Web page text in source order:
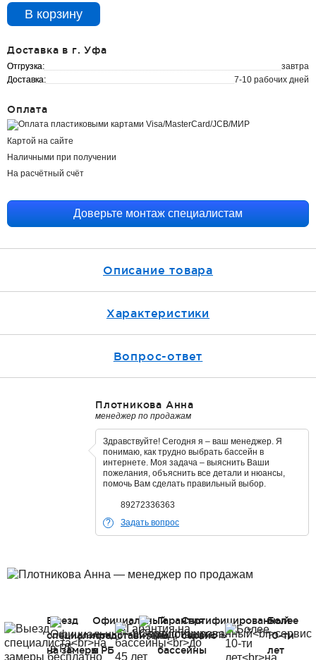
В корзину
Доставка в г. Уфа
Отгрузка:
завтра
Доставка:
7-10 рабочих дней
Оплата
Картой на сайте
Наличными при получении
На расчётный счёт
Доверьте монтаж специалистам
Описание товара
Характеристики
Вопрос-ответ
Плотникова Анна
менеджер по продажам
Здравствуйте! Сегодня я – ваш менеджер. Я
понимаю, как трудно выбрать бассейн в
интернете. Моя задача – выяснить Ваши
пожелания, объяснить все детали и нюансы,
помочь Вам сделать правильный выбор.
89272336363
Задать вопрос
Выезд
специалиста
на замеры
Официальный
представитель
в РБ
Гарантия
на
бассейны
Сертифицированный
сервис
Более
10-ти
лет